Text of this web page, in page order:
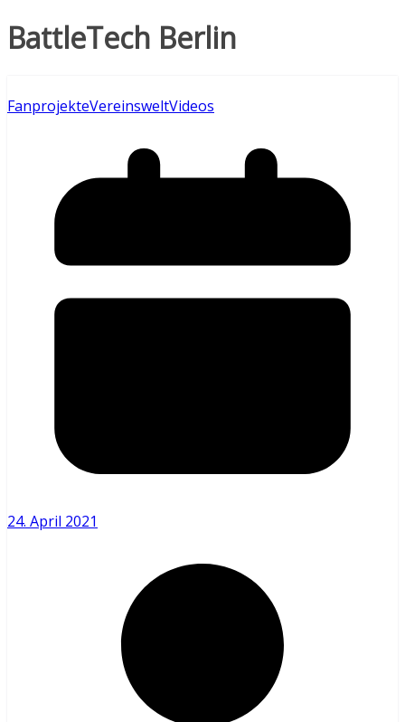
BattleTech Berlin
FanprojekteVereinsweltVideos
24. April 2021